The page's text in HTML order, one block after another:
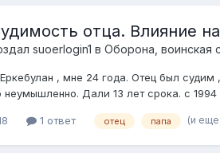
отца. Влияние
suoerlogin1 в Оборона, воинская
, мне 24 года. Отец был
Дали 13 лет срока. с
1 ответ отец папа (и еще